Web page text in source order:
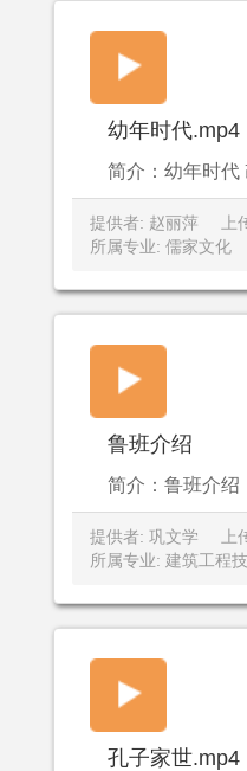
幼年时代.mp4
简介：幼年时代
提供者: 赵丽萍
所属专业: 儒家文化
鲁班介绍
简介：鲁班介绍
提供者: 巩文学
所属专业: 建筑工程
孔子家世.mp4